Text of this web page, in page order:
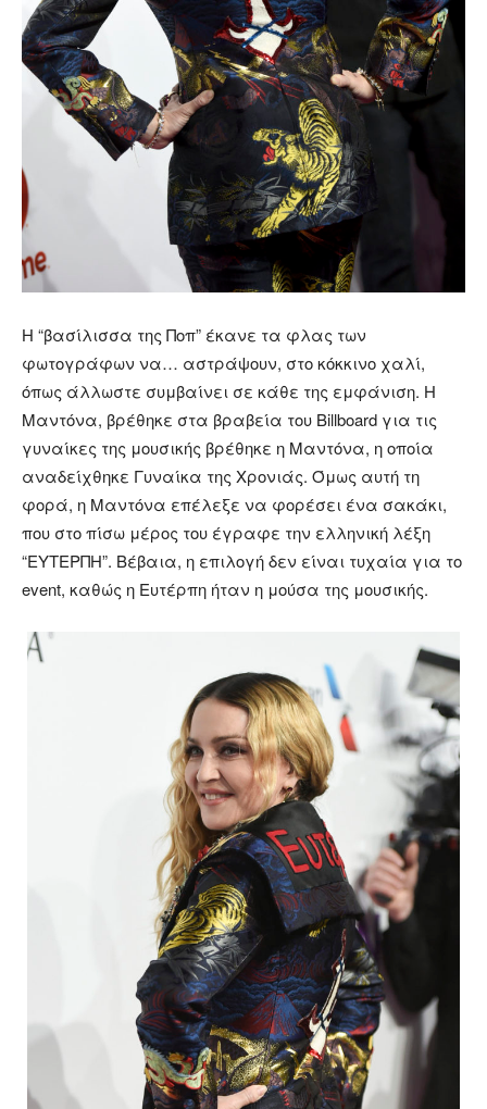
Η “βασίλισσα της Ποπ” έκανε τα φλας των
φωτογράφων να… αστράψουν, στο κόκκινο χαλί,
όπως άλλωστε συμβαίνει σε κάθε της εμφάνιση. Η
Μαντόνα, βρέθηκε στα βραβεία του Billboard για τις
γυναίκες της μουσικής βρέθηκε η Μαντόνα, η οποία
αναδείχθηκε Γυναίκα της Χρονιάς. Όμως αυτή τη
φορά, η Μαντόνα επέλεξε να φορέσει ένα σακάκι,
που στο πίσω μέρος του έγραφε την ελληνική λέξη
“ΕΥΤΕΡΠΗ”. Βέβαια, η επιλογή δεν είναι τυχαία για το
event, καθώς η Ευτέρπη ήταν η μούσα της μουσικής.